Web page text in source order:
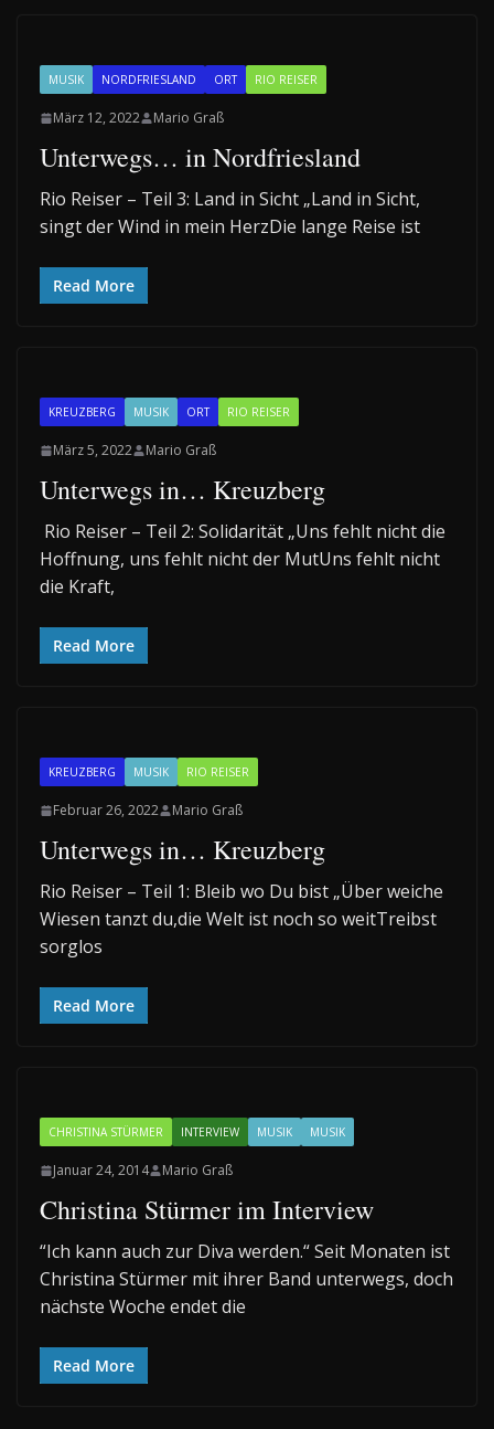
MUSIK NORDFRIESLAND ORT RIO REISER
März 12, 2022 Mario Graß
Unterwegs… in Nordfriesland
Rio Reiser – Teil 3: Land in Sicht „Land in Sicht,
singt der Wind in mein HerzDie lange Reise ist
Read More
KREUZBERG MUSIK ORT RIO REISER
März 5, 2022 Mario Graß
Unterwegs in… Kreuzberg
Rio Reiser – Teil 2: Solidarität „Uns fehlt nicht die
Hoffnung, uns fehlt nicht der MutUns fehlt nicht
die Kraft,
Read More
KREUZBERG MUSIK RIO REISER
Februar 26, 2022 Mario Graß
Unterwegs in… Kreuzberg
Rio Reiser – Teil 1: Bleib wo Du bist „Über weiche
Wiesen tanzt du,die Welt ist noch so weitTreibst
sorglos
Read More
CHRISTINA STÜRMER INTERVIEW MUSIK MUSIK
Januar 24, 2014 Mario Graß
Christina Stürmer im Interview
“Ich kann auch zur Diva werden.“ Seit Monaten ist
Christina Stürmer mit ihrer Band unterwegs, doch
nächste Woche endet die
Read More